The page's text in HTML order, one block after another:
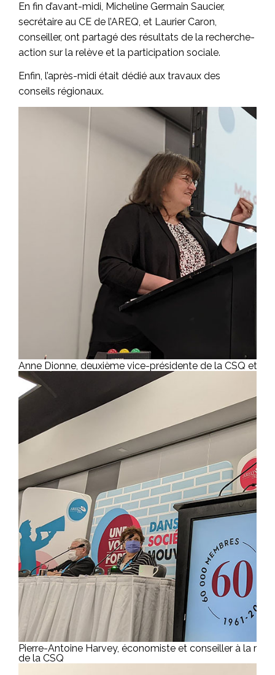
En fin d’avant-midi, Micheline Germain Saucier,
secrétaire au CE de l’AREQ, et Laurier Caron,
conseiller, ont partagé des résultats de la recherche-
action sur la relève et la participation sociale.
Enfin, l’après-midi était dédié aux travaux des
conseils régionaux.
Anne Dionne, deuxième vice-présidente de la CSQ et
Pierre-Antoine Harvey, économiste et conseiller à la
de la CSQ